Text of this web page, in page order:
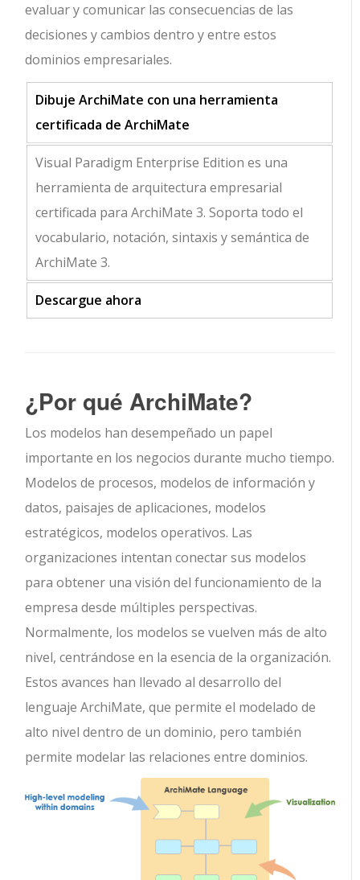
evaluar y comunicar las consecuencias de las
decisiones y cambios dentro y entre estos
dominios empresariales.
Dibuje ArchiMate con una herramienta
certificada de ArchiMate
Visual Paradigm Enterprise Edition es una
herramienta de arquitectura empresarial
certificada para ArchiMate 3. Soporta todo el
vocabulario, notación, sintaxis y semántica de
ArchiMate 3.
Descargue ahora
¿Por qué ArchiMate?
Los modelos han desempeñado un papel
importante en los negocios durante mucho tiempo.
Modelos de procesos, modelos de información y
datos, paisajes de aplicaciones, modelos
estratégicos, modelos operativos. Las
organizaciones intentan conectar sus modelos
para obtener una visión del funcionamiento de la
empresa desde múltiples perspectivas.
Normalmente, los modelos se vuelven más de alto
nivel, centrándose en la esencia de la organización.
Estos avances han llevado al desarrollo del
lenguaje ArchiMate, que permite el modelado de
alto nivel dentro de un dominio, pero también
permite modelar las relaciones entre dominios.